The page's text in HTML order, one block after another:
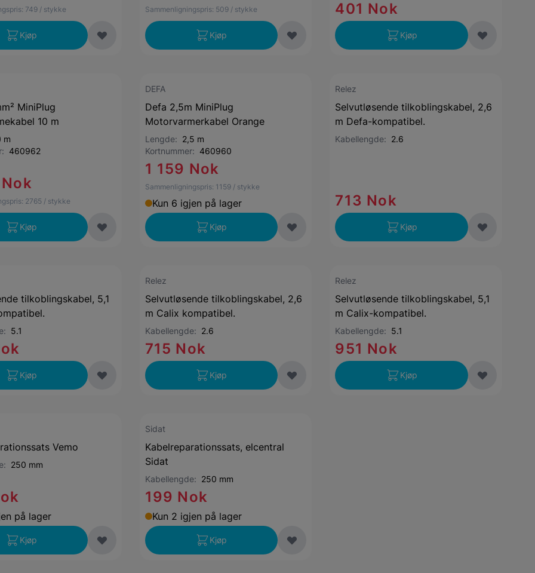
749 / stykke
Kjøp
Sammenligningspris: 509 / stykke
Kjøp
401 Nok
Kjøp
MiniPlug
10 m
m
460962
2765 / stykke
Kjøp
DEFA
Defa 2,5m MiniPlug
Motorvarmerkabel Orange
Lengde: 2,5 m
Kortnummer: 460960
1 159 Nok
Sammenligningspris: 1159 / stykke
Kun 6 igjen på lager
Kjøp
Relez
Selvutløsende tilkoblingskabel, 2,6
m Defa-kompatibel.
Kabellengde: 2.6
713 Nok
Kjøp
tilkoblingskabel, 5,1
5.1
Kjøp
Relez
Selvutløsende tilkoblingskabel, 2,6
m Calix kompatibel.
Kabellengde: 2.6
715 Nok
Kjøp
Relez
Selvutløsende tilkoblingskabel, 5,1
m Calix-kompatibel.
Kabellengde: 5.1
951 Nok
Kjøp
Vemo
250 mm
på lager
Kjøp
Sidat
Kabelreparationssats, elcentral
Sidat
Kabellengde: 250 mm
199 Nok
Kun 2 igjen på lager
Kjøp